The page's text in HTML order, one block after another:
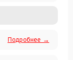
Подробнее →